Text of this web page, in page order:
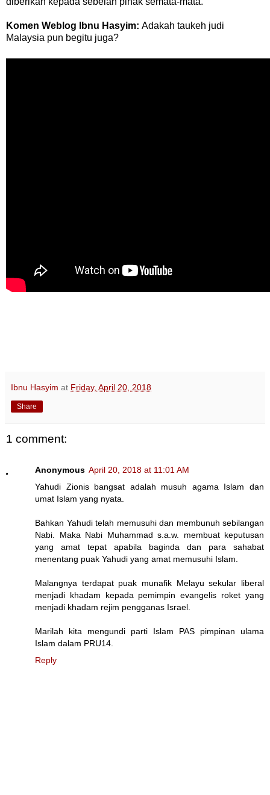
Komen Weblog Ibnu Hasyim: Adakah taukeh judi
Malaysia pun begitu juga?
Ibnu Hasyim at Friday, April 20, 2018
Share
1 comment:
Anonymous April 20, 2018 at 11:01 AM
Yahudi Zionis bangsat adalah musuh agama Islam dan
umat Islam yang nyata.
Bahkan Yahudi telah memusuhi dan membunuh sebilangan
Nabi. Maka Nabi Muhammad s.a.w. membuat keputusan
yang amat tepat apabila baginda dan para sahabat
menentang puak Yahudi yang amat memusuhi Islam.
Malangnya terdapat puak munafik Melayu sekular liberal
menjadi khadam kepada pemimpin evangelis roket yang
menjadi khadam rejim pengganas Israel.
Marilah kita mengundi parti Islam PAS pimpinan ulama
Islam dalam PRU14.
Reply